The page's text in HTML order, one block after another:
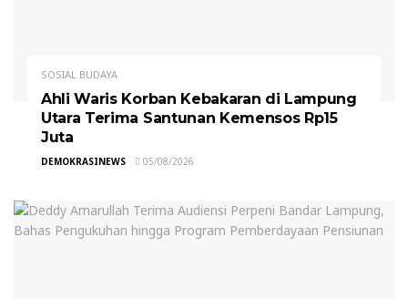
SOSIAL BUDAYA
Ahli Waris Korban Kebakaran di Lampung
Utara Terima Santunan Kemensos Rp15
Juta
DEMOKRASINEWS 05/08/2026